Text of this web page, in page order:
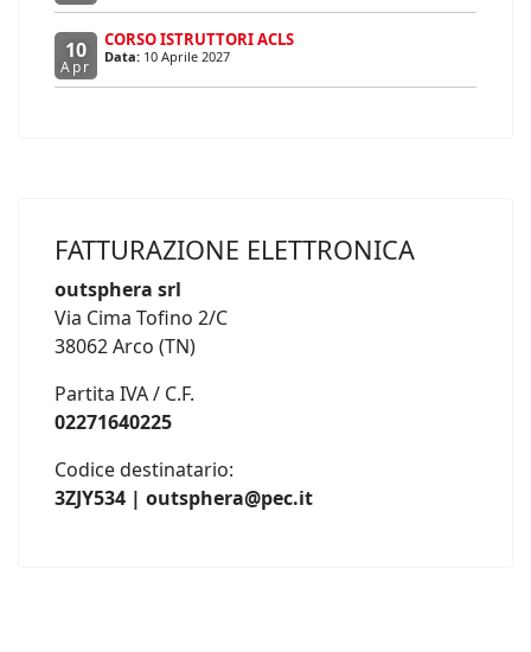
10
Apr
CORSO ISTRUTTORI ACLS
Data: 10 Aprile 2027
FATTURAZIONE ELETTRONICA
outsphera srl
Via Cima Tofino 2/C
38062 Arco (TN)
Partita IVA / C.F.
02271640225
Codice destinatario:
3ZJY534 | outsphera@pec.it